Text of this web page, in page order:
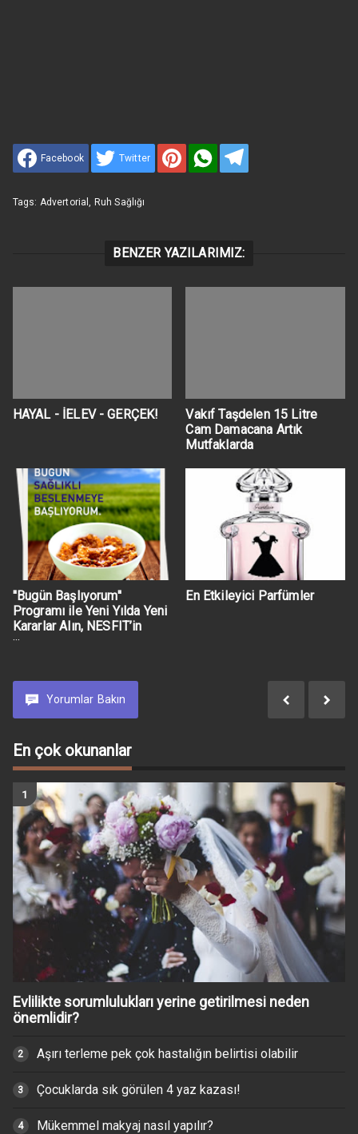
Facebook Twitter
Tags: Advertorial, Ruh Sağlığı
BENZER YAZILARIMIZ:
HAYAL - İELEV - GERÇEK!
Vakıf Taşdelen 15 Litre
Cam Damacana Artık
Mutfaklarda
''Bugün Başlıyorum''
Programı ile Yeni Yılda Yeni
Kararlar Alın, NESFIT’in
İnternet Reklam Yüzü Olun
En Etkileyici Parfümler
Yorumlar Bakın
En çok okunanlar
Evlilikte sorumlulukları yerine getirilmesi neden
önemlidir?
Aşırı terleme pek çok hastalığın belirtisi olabilir
Çocuklarda sık görülen 4 yaz kazası!
Mükemmel makyaj nasıl yapılır?